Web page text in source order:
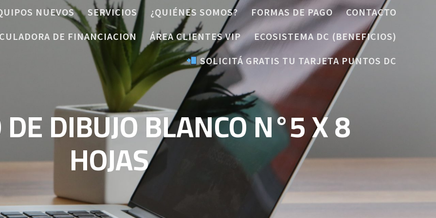
NUEVOS SERVICIOS ¿QUIÉNES SOMOS? FORMAS DE PAGO
CONTACTO
DE FINANCIACION
ÁREA CLIENTES VIP
ECOSISTEMA DC (BENEFICIOS)
SOLICITÁ GRATIS TU TARJETA PUNTOS DC
DIBUJO BLANCO N°5 X 8
HOJAS